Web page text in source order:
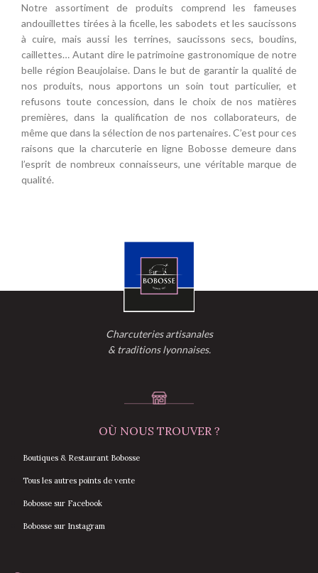
Notre assortiment de produits comprend les fameuses
andouillettes tirées à la ficelle, les sabodets et les saucissons
à cuire, mais aussi les terrines, saucissons secs, boudins,
caillettes… Autant dire le patrimoine gastronomique de notre
belle région Beaujolaise. Dans le but de garantir la qualité de
nos produits, nous apportons un soin tout particulier, et
refusons toute concession, dans le choix de nos matières
premières, dans la qualification de nos collaborateurs, de
même que dans la sélection de nos partenaires. C’est pour ces
raisons que la charcuterie en ligne Bobosse demeure dans
l’esprit de nombreux connaisseurs, une véritable marque de
qualité.
Charcuteries artisanales
& traditions lyonnaises.
OÙ NOUS TROUVER ?
Boutiques & Restaurant Bobosse
Tous les autres points de vente
Bobosse sur Facebook
Bobosse sur Instagram